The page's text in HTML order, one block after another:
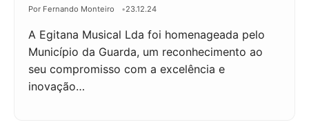
Por Fernando Monteiro 23.12.24
A Egitana Musical Lda foi homenageada pelo
Município da Guarda, um reconhecimento ao
seu compromisso com a excelência e
inovação…